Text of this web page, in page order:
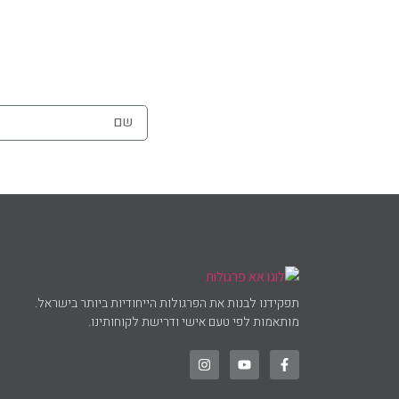
תפקידנו לבנות את הפרגולות הייחודיות ביותר בישראל.
מותאמות לפי טעם אישי ודרישת לקוחותינו.